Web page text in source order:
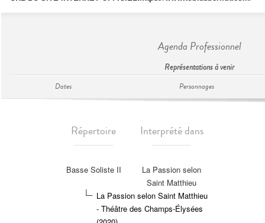
Agenda Professionnel
Représentations à venir
Dates Personnages
Répertoire Interprété dans
Basse Soliste II
La Passion selon
Saint Matthieu
La Passion selon Saint Matthieu
- Théâtre des Champs-Élysées